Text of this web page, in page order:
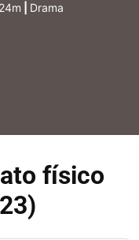
Drama
físico